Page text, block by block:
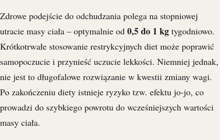
Zdrowe podejście do odchudzania polega na stopniowej
utracie masy ciała – optymalnie od 0,5 do 1 kg tygodniowo.
Krótkotrwałe stosowanie restrykcyjnych diet może poprawić
samopoczucie i przynieść uczucie lekkości. Niemniej jednak,
nie jest to długofalowe rozwiązanie w kwestii zmiany wagi.
Po zakończeniu diety istnieje ryzyko tzw. efektu jo-jo, co
prowadzi do szybkiego powrotu do wcześniejszych wartości
masy ciała.